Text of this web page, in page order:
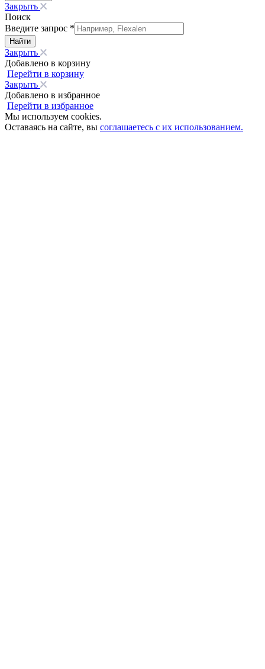
Закрыть
Поиск
Введите запрос *
Найти
Закрыть
Добавлено в корзину
Перейти в корзину
Закрыть
Добавлено в избранное
Перейти в избранное
Мы используем cookies.
Оставаясь на сайте, вы соглашаетесь с их использованием.